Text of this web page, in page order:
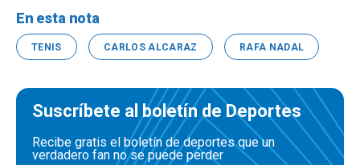
En esta nota
TENIS CARLOS ALCARAZ RAFA NADAL
Suscríbete al boletín de Deportes
Recibe gratis el boletín de deportes que un
verdadero fan no se puede perder